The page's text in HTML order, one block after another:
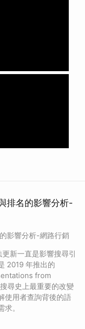
排名的影響分析-
影響分析-網路行銷
新一直是影響搜尋引
2019 年推出的
from
尋史上最重要的改變
使用者查詢背後的語
。